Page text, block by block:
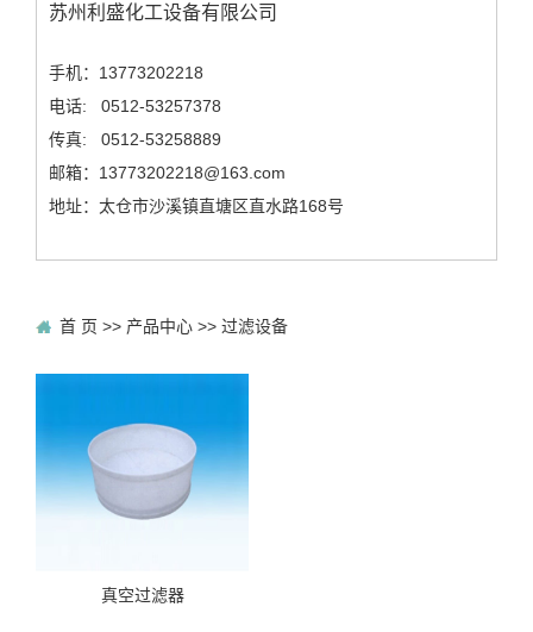
苏州利盛化工设备有限公司
手机：13773202218
电话: 0512-53257378
传真: 0512-53258889
邮箱：13773202218@163.com
地址：太仓市沙溪镇直塘区直水路168号
首 页 >> 产品中心 >> 过滤设备
真空过滤器